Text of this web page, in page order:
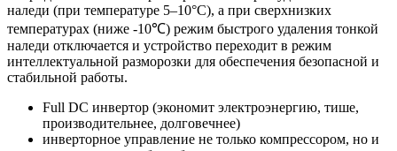
наледи (при температуре 5–10°C), а при сверхнизких
температурах (ниже -10℃) режим быстрого удаления тонкой
наледи отключается и устройство переходит в режим
интеллектуальной разморозки для обеспечения безопасной и
стабильной работы.
Full DC инвертор (экономит электроэнергию, тише,
производительнее, долговечнее)
инверторное управление не только компрессором, но и